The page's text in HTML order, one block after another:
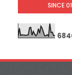
SINCE
684